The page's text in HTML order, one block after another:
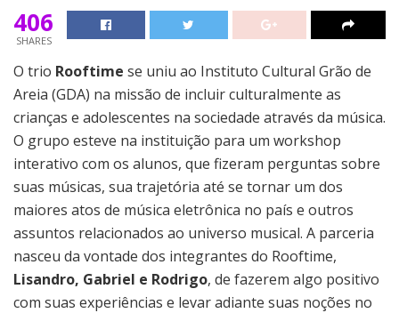
406
SHARES
O trio Rooftime se uniu ao Instituto Cultural Grão de
Areia (GDA) na missão de incluir culturalmente as
crianças e adolescentes na sociedade através da música.
O grupo esteve na instituição para um workshop
interativo com os alunos, que fizeram perguntas sobre
suas músicas, sua trajetória até se tornar um dos
maiores atos de música eletrônica no país e outros
assuntos relacionados ao universo musical. A parceria
nasceu da vontade dos integrantes do Rooftime,
Lisandro, Gabriel e Rodrigo, de fazerem algo positivo
com suas experiências e levar adiante suas noções no